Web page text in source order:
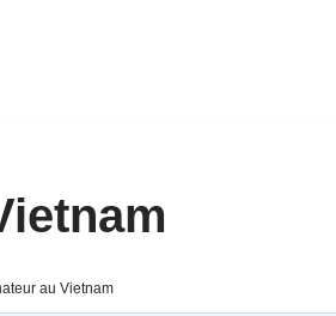
au Vietnam